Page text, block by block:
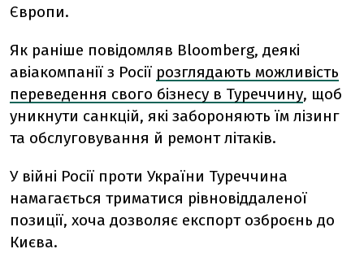
Європи.
Як раніше повідомляв Bloomberg, деякі
авіакомпанії з Росії розглядають можливість
переведення свого бізнесу в Туреччину, щоб
уникнути санкцій, які забороняють їм лізинг
та обслуговування й ремонт літаків.
У війні Росії проти України Туреччина
намагається триматися рівновіддаленої
позиції, хоча дозволяє експорт озброєнь до
Києва.